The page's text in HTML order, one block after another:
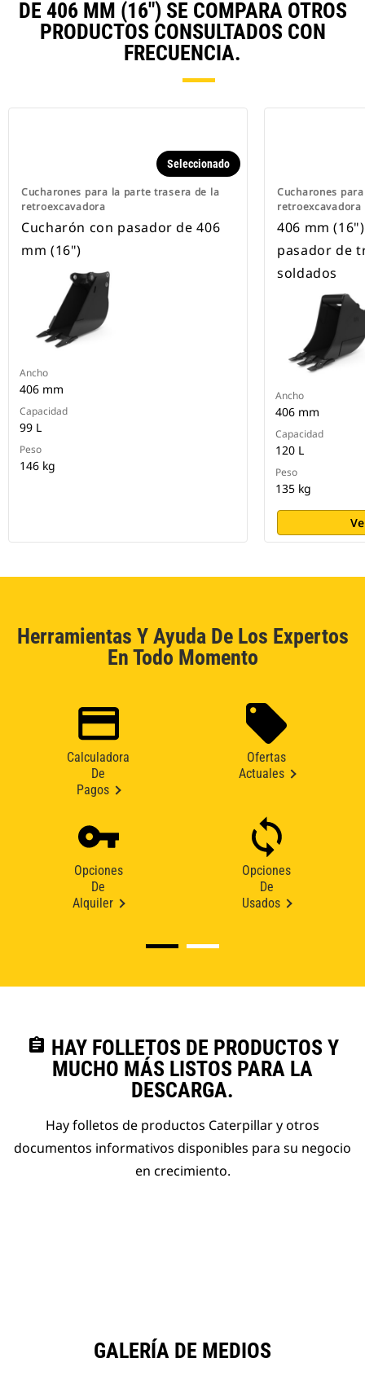
DE 406 MM (16") SE COMPARA OTROS
PRODUCTOS CONSULTADOS CON
FRECUENCIA.
Cucharones para la parte trasera de la
retroexcavadora
Seleccionado
Cucharón con pasador de 406
mm (16")
Ancho
406 mm
Capacidad
99 L
Peso
146 kg
Cucharones
retroexcavadora
406 mm
pasador de
soldados
Ancho
406 mm
Capacidad
120 L
Peso
135 kg
Herramientas Y Ayuda De Los Expertos
En Todo Momento
Calculadora
De
Pagos
Ofertas
Actuales
Opciones
De
Alquiler
Opciones
De
Usados
assignment HAY FOLLETOS DE PRODUCTOS Y
MUCHO MÁS LISTOS PARA LA
DESCARGA.
Hay folletos de productos Caterpillar y otros
documentos informativos disponibles para su negocio
en crecimiento.
GALERÍA DE MEDIOS